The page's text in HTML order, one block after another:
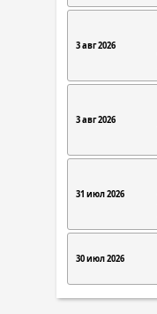
3 авг 2026
3 авг 2026
31 июл 2026
30 июл 2026